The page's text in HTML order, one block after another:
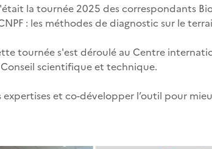
la tournée 2025 des correspondants
: les méthodes de diagnostic sur le
tournée s'est déroulé au Centre
scientifique et technique.
et co-développer l’outil pour